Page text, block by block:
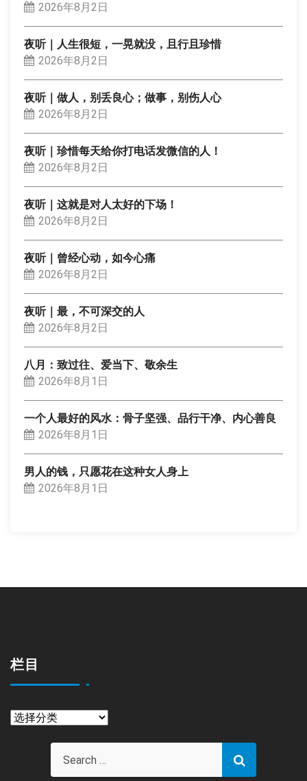
2026年8月2日
夜听｜人生很短，一晃就没，且行且珍惜
2026年8月2日
夜听｜做人，别丢良心；做事，别伤人心
2026年8月2日
夜听｜珍惜每天给你打电话发微信的人！
2026年8月2日
夜听｜这就是对人太好的下场！
2026年8月2日
夜听｜曾经心动，如今心痛
2026年8月2日
夜听｜最，不可深交的人
2026年8月2日
八月：致过往、爱当下、敬余生
2026年8月1日
一个人最好的风水：骨子坚强、品行干净、内心善良
2026年8月1日
男人的钱，只愿花在这种女人身上
2026年8月1日
栏目
栏